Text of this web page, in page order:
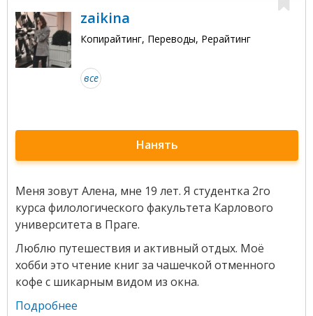
zaikina
Копирайтинг, Переводы, Рерайтинг
все
Нанять
Меня зовут Алена, мне 19 лет. Я студентка 2го
курса филологического факультета Карлового
университета в Праге.
Люблю путешествия и активный отдых. Моё
хобби это чтение книг за чашечкой отменного
кофе с шикарным видом из окна.
Подробнее